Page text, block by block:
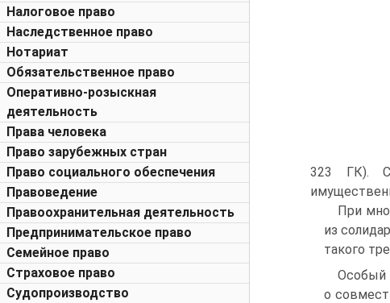
Налоговое право
Наследственное право
Нотариат
Обязательственное право
Оперативно-розыскная
деятельность
Права человека
Право зарубежных стран
Право социального обеспечения
Правоведение
Правоохранительная деятельность
Предпринимательское право
Семейное право
Страховое право
Судопроизводство
323 ГК).
При
из
такого
Особый
о